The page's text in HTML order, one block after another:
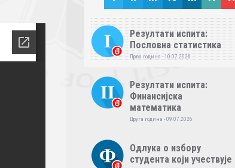
Резултати испита:
Пословна статистика
Прва година - 10.07.2026
Резултати испита:
Финансијска
математика
Друга година - 09.07.2026
Одлука о избору
студента који учествује